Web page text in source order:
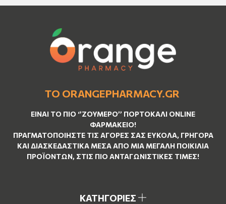
ΤΟ ORANGEPHARMACY.GR
ΕΊΝΑΙ ΤO ΠΙΟ ‘’ΖΟΥΜΕΡΌ’’ ΠΟΡΤΟΚΑΛΊ ΟNLINE
ΦΑΡΜΑΚΕΊΟ!
ΠΡΑΓΜΑΤΟΠΟΙΉΣΤΕ ΤΙΣ ΑΓΟΡΈΣ ΣΑΣ ΕΎΚΟΛΑ, ΓΡΉΓΟΡΑ
ΚΑΙ ΔΙΑΣΚΕΔΑΣΤΙΚΆ ΜΈΣΑ ΑΠΌ ΜΙΑ ΜΕΓΆΛΗ ΠΟΙΚΙΛΊΑ
ΠΡΟΪΌΝΤΩΝ, ΣΤΙΣ ΠΙΟ ΑΝΤΑΓΩΝΙΣΤΙΚΈΣ ΤΙΜΈΣ!
ΚΑΤΗΓΟΡΙΕΣ